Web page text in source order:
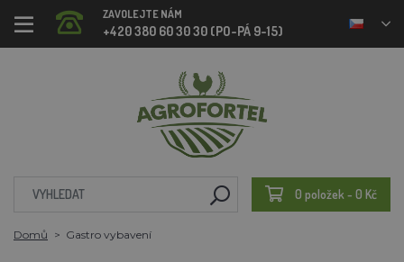
ZAVOLEJTE NÁM
+420 380 60 30 30 (PO-PÁ 9-15)
0 položek - 0 Kč
Domů Gastro vybavení